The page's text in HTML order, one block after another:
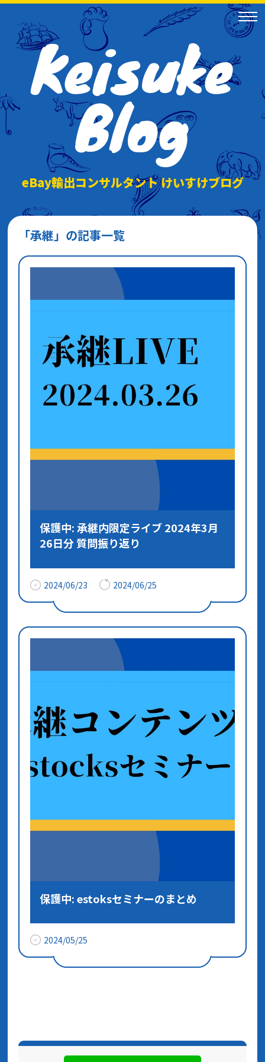
Keisuke
Blog
eBay輸出コンサルタント けいすけブログ
「承継」の記事一覧
保護中: 承継内限定ライブ 2024年3月
26日分 質問振り返り
2024/06/23 2024/06/25
保護中: estoksセミナーのまとめ
2024/05/25